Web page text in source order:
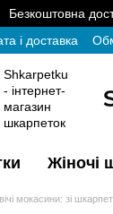
Безкоштовна
і доставка
Shkarpetku
- інтернет-
магазин
шкарпеток
Жіночі
мокасини: зі